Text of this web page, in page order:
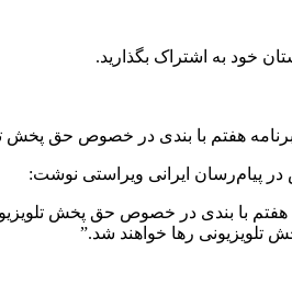
خود به اشتراک بگذارید.
هفتم با بندی در خصوص حق پخش
پیام‌رسان ایرانی ویراستی نوشت:
هفتم با بندی در خصوص حق پخش
رها خواهند شد.”